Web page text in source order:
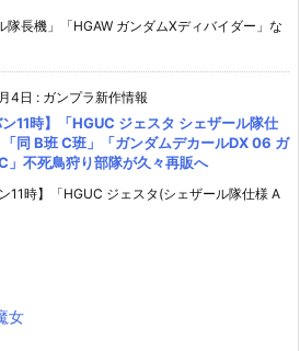
隊長機」「HGAW ガンダムXディバイダー」な
4日 : ガンプラ新作情報
ン11時】「HGUC ジェスタ シェザール隊仕
同 B班 C班」「ガンダムデカールDX 06 ガ
」不死鳥狩り部隊が久々再販へ
ン11時】「HGUC ジェスタ(シェザール隊仕様 A
女